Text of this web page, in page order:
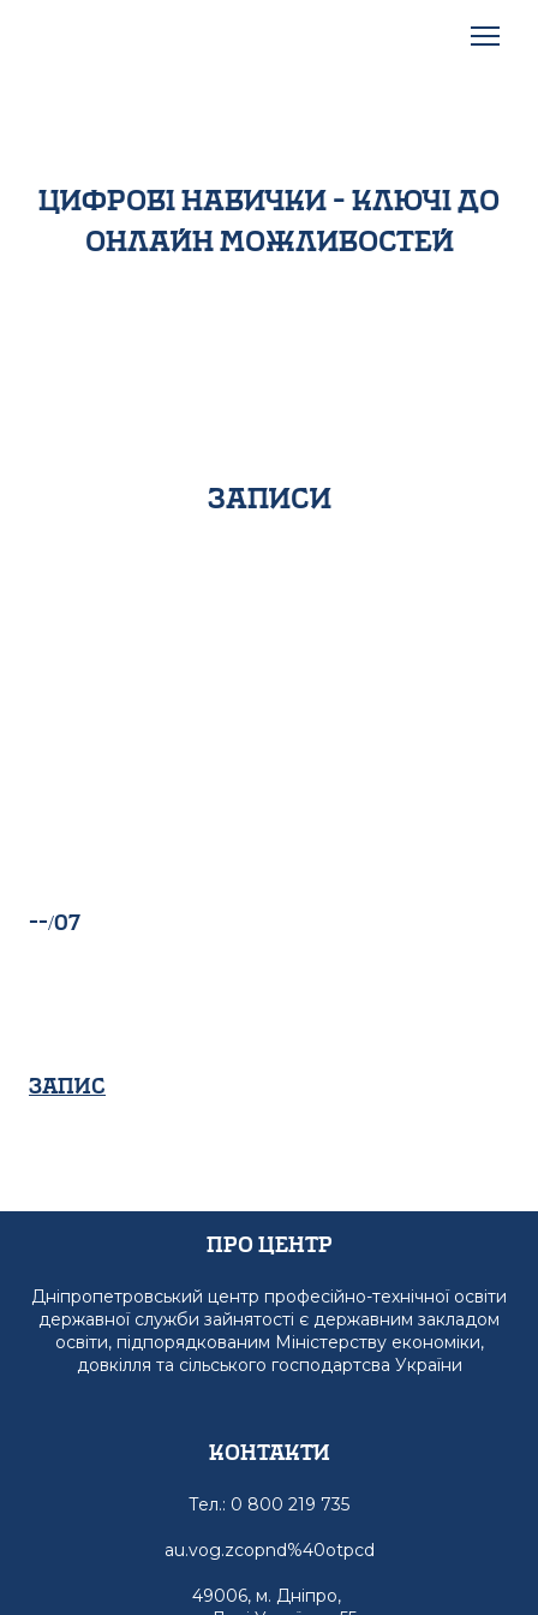
цифрові навички - ключі до
онлайн можливостей
записи
--/07
Запис
Про Центр
Дніпропетровський центр професійно-технічної освіти
державної служби зайнятості є державним закладом
освіти, підпорядкованим Міністерству економіки,
довкілля та сільського господартсва України
Контакти
Тел.: 0 800 219 735
au.vog.zcopnd%40otpcd
49006, м. Дніпро,